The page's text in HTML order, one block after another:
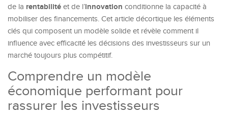
de la rentabilité et de l’innovation conditionne la capacité à
mobiliser des financements. Cet article décortique les éléments
clés qui composent un modèle solide et révèle comment il
influence avec efficacité les décisions des investisseurs sur un
marché toujours plus compétitif.
Comprendre un modèle
économique performant pour
rassurer les investisseurs